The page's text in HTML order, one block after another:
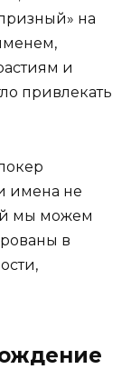
на
и
привлекать
имена не
мы можем
в